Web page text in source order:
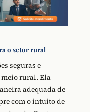
o setor rural
seguras e
rural. Ela
adequada de
com o intuito de